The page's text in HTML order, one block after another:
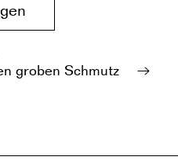
groben Schmutz